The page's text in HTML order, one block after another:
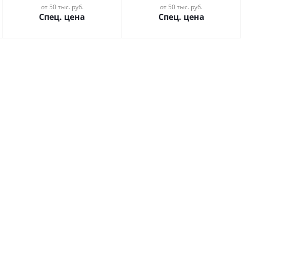
от 50 тыс. руб.
Спец. цена
от 50 тыс. руб.
Спец. цена